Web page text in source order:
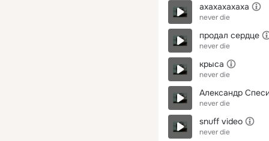
ахахахахаха
never die
продал сердце
never die
крыса
never die
Александр
never die
snuff video
never die